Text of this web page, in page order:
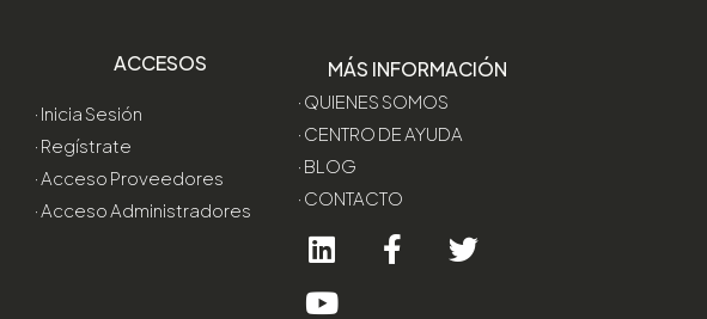
ACCESOS
· Inicia Sesión
· Regístrate
· Acceso Proveedores
· Acceso Administradores
MÁS INFORMACIÓN
· QUIENES SOMOS
· CENTRO DE AYUDA
· BLOG
· CONTACTO